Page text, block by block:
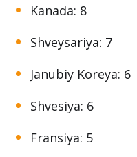
Kanada: 8
Shveysariya: 7
Janubiy Koreya: 6
Shvesiya: 6
Fransiya: 5